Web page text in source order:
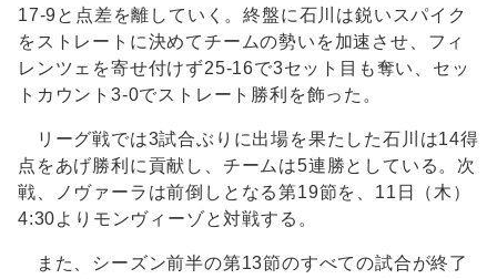
17-9と点差を離していく。終盤に石川は鋭いスパイク
をストレートに決めてチームの勢いを加速させ、フィ
レンツェを寄せ付けず25-16で3セット目も奪い、セッ
トカウント3-0でストレート勝利を飾った。
リーグ戦では3試合ぶりに出場を果たした石川は14得
点をあげ勝利に貢献し、チームは5連勝としている。次
戦、ノヴァーラは前倒しとなる第19節を、11日（木）
4:30よりモンヴィーゾと対戦する。
また、シーズン前半の第13節のすべての試合が終了